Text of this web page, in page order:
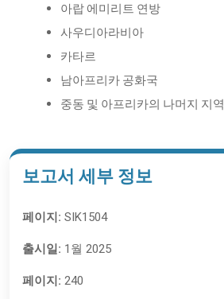
아랍 에미리트 연방
사우디아라비아
카타르
남아프리카 공화국
중동 및 아프리카의 나머지 지역
보고서 세부 정보
페이지: SIK1504
출시일: 1월 2025
페이지: 240